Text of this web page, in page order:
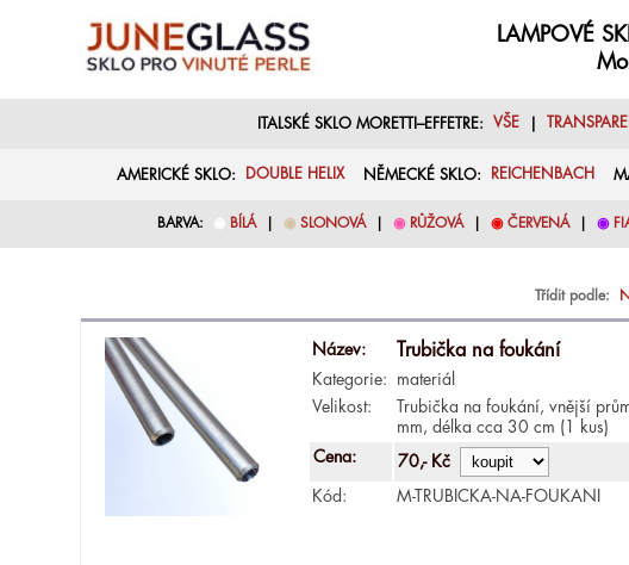
LAMPOVÉ
ITALSKÉ SKLO MORETTI–EFFETRE: VŠE|
AMERICKÉ SKLO: DOUBLE HELIX NĚMECKÉ SKLO: REICHENBACH
BARVA: ◉ BÍLÁ| ◉ SLONOVÁ| ◉ RŮŽOVÁ| ◉ ČERVENÁ| ◉
Třídit podle:
Název: Trubička na foukání
Kategorie:
materiál
Velikost:
Trubička na foukání, vnější
mm, délka cca 30 cm (1 kus)
Cena:
70,- Kč
Kód: M-TRUBICKA-NA-FOUKANI